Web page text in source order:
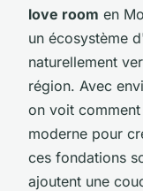
love room en
un écosystème
naturellement
région. Avec
on voit
moderne pour
ces fondations
ajoutent une